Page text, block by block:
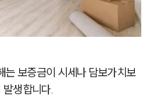
는 보증금이 시세나 담보가치보
생합니다.